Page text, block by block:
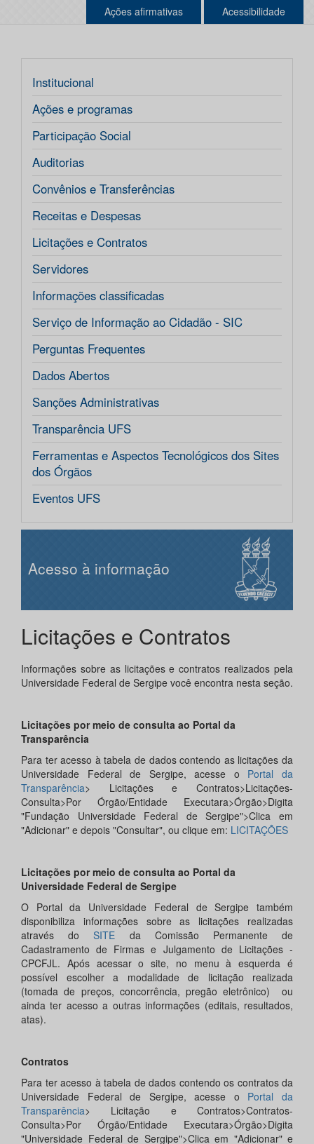
Ações afirmativas Acessibilidade
Institucional
Ações e programas
Participação Social
Auditorias
Convênios e Transferências
Receitas e Despesas
Licitações e Contratos
Servidores
Informações classificadas
Serviço de Informação ao Cidadão - SIC
Perguntas Frequentes
Dados Abertos
Sanções Administrativas
Transparência UFS
Ferramentas e Aspectos Tecnológicos dos Sites
dos Órgãos
Eventos UFS
Acesso à informação
Licitações e Contratos
Informações sobre as licitações e contratos realizados pela
Universidade Federal de Sergipe você encontra nesta seção.
Licitações por meio de consulta ao Portal da
Transparência
Para ter acesso à tabela de dados contendo as licitações da
Universidade Federal de Sergipe, acesse o Portal da
Transparência> Licitações e Contratos>Licitações-
Consulta>Por Órgão/Entidade Executara>Órgão>Digita
"Fundação Universidade Federal de Sergipe">Clica em
"Adicionar" e depois "Consultar", ou clique em: LICITAÇÕES
Licitações por meio de consulta ao Portal da
Universidade Federal de Sergipe
O Portal da Universidade Federal de Sergipe também
disponibiliza informações sobre as licitações realizadas
através doSITE da Comissão Permanente de
Cadastramento de Firmas e Julgamento de Licitações -
CPCFJL. Após acessar o site, no menu à esquerda é
possível escolher a modalidade de licitação realizada
(tomada de preços, concorrência, pregão eletrônico) ou
ainda ter acesso a outras informações (editais, resultados,
atas).
Contratos
Para ter acesso à tabela de dados contendo os contratos da
Universidade Federal de Sergipe, acesse o Portal da
Transparência> Licitação e Contratos>Contratos-
Consulta>Por Órgão/Entidade Executara>Órgão>Digita
"Universidade Federal de Sergipe">Clica em "Adicionar" e